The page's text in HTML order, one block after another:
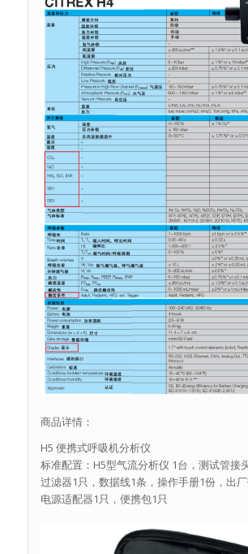
商品详情：
H5 便携式呼吸机分析仪
标准配置：H5型气流分析仪 1台，测试管接
过滤器1只，数据线1条，操作手册1份，出厂
电源适配器1只，便携包1只